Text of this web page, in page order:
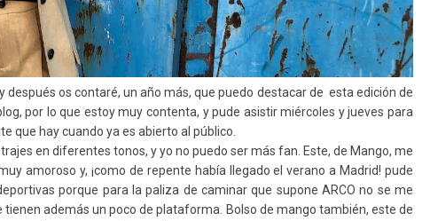
después os contaré, un año más, que puedo destacar de esta edición de
por lo que estoy muy contenta, y pude asistir miércoles y jueves para
que hay cuando ya es abierto al público.
en diferentes tonos, y yo no puedo ser más fan. Este, de Mango, me
amoroso y, ¡como de repente había llegado el verano a Madrid! pude
porque para la paliza de caminar que supone ARCO no se me
además un poco de plataforma. Bolso de mango también, este de